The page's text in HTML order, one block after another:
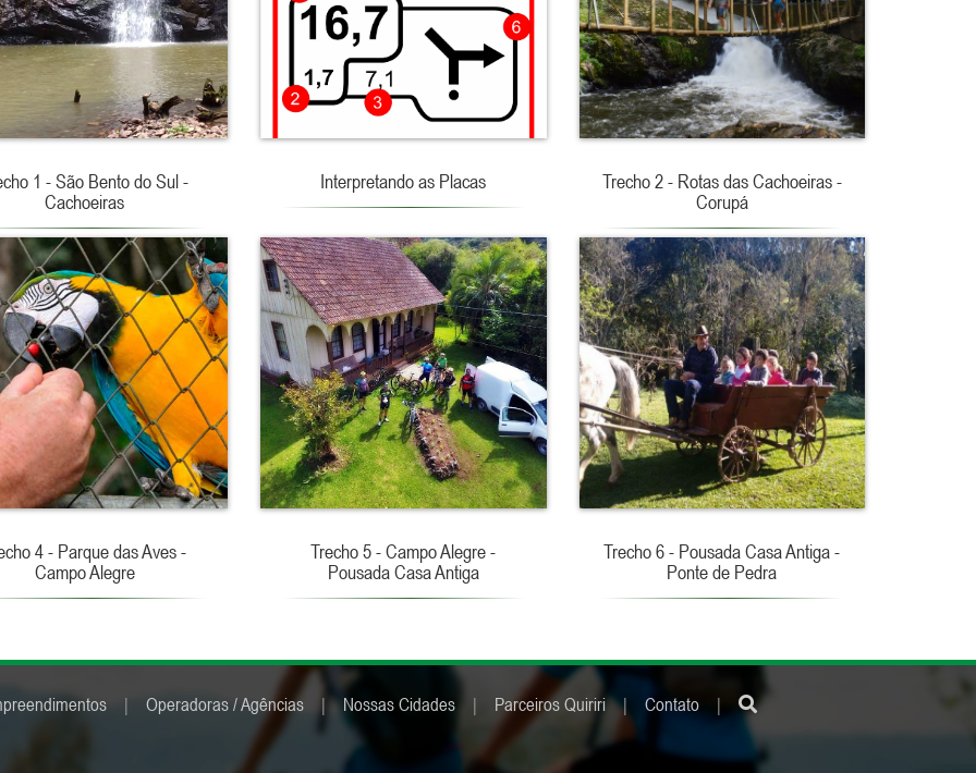
1 - São Bento do Sul -
Cachoeiras
Interpretando as Placas
Trecho 2 - Rotas das Cachoeiras -
Corupá
4 - Parque das Aves -
Campo Alegre
Trecho 5 - Campo Alegre -
Pousada Casa Antiga
Trecho 6 - Pousada Casa Antiga -
Ponte de Pedra
| Operadoras / Agências | Nossas Cidades | Parceiros Quiriri | Contato |